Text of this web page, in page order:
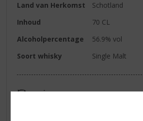
Land van Herkomst
Schotland
Inhoud
70 CL
Alcoholpercentage
56.9% vol
Soort whisky
Single Malt
Reviews